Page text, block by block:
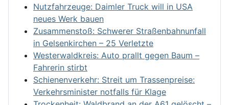
Nutzfahrzeuge: Daimler Truck will in USA
neues Werk bauen
Zusammenstoß: Schwerer Straßenbahnunfall
in Gelsenkirchen – 25 Verletzte
Westerwaldkreis: Auto prallt gegen Baum –
Fahrerin stirbt
Schienenverkehr: Streit um Trassenpreise:
Verkehrsminister notfalls für Klage